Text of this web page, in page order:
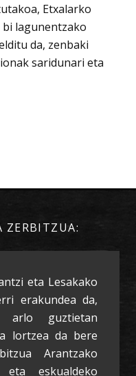
Etxalarko
lagunentzako
da, zenbaki
saridunari eta
ZERBITZUA:
eta Lesakako
erakundea da,
arlo guztietan
lortzea da bere
Arantzako
eskualdeko